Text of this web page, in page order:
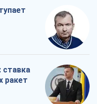
ракет